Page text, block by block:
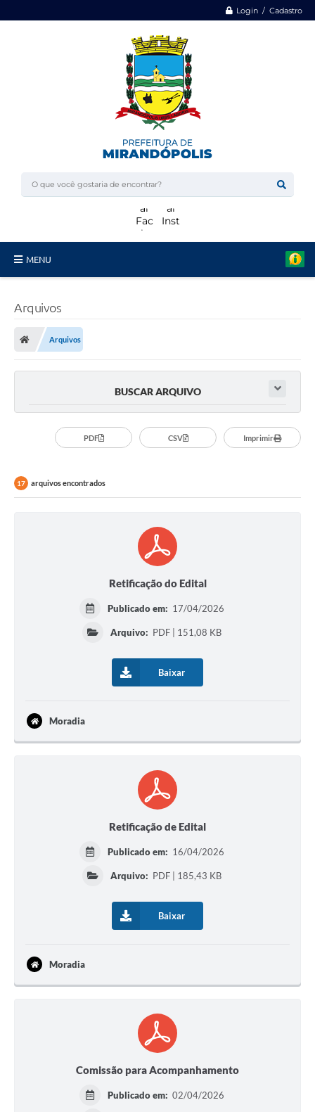
Login / Cadastro
MENU
Licitações
Transparência
Legislação
Diário Oficial
Feriados e Datas Comemorativas
Serviços Online
Arquivos
Arquivos
BUSCAR ARQUIVO
PDF CSV Imprimir
17 arquivos encontrados
Retificação do Edital
Publicado em: 17/04/2026
Arquivo: PDF | 151,08 KB
Baixar
Moradia
Retificação de Edital
Publicado em: 16/04/2026
Arquivo: PDF | 185,43 KB
Baixar
Moradia
Comissão para Acompanhamento
Publicado em: 02/04/2026